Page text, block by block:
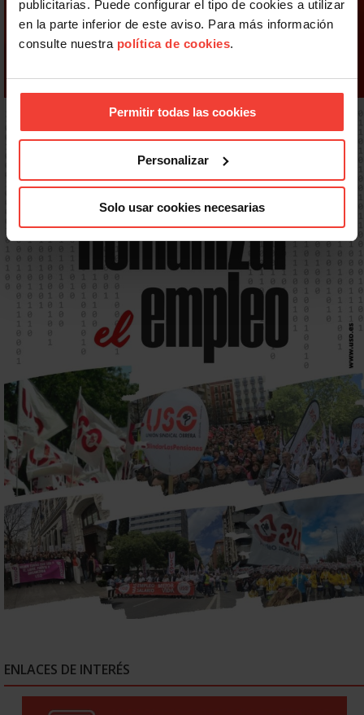
publicitarias. Puede configurar el tipo de cookies a utilizar
en la parte inferior de este aviso. Para más información
consulte nuestra política de cookies.
Permitir todas las cookies
Personalizar
Solo usar cookies necesarias
ENLACES DE INTERÉS